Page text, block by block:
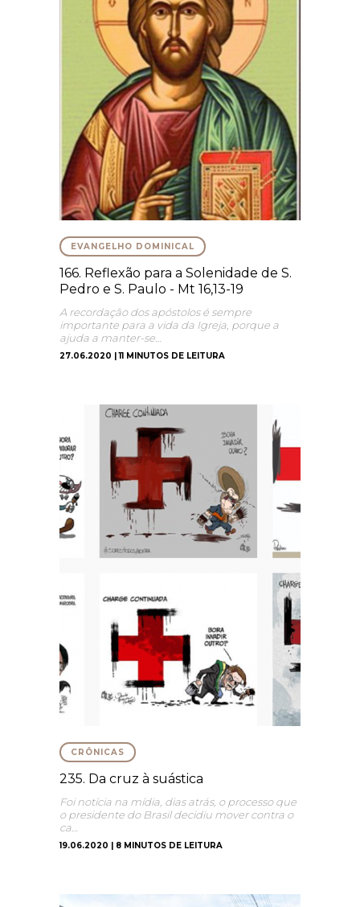
EVANGELHO DOMINICAL
166. Reflexão para a Solenidade de S.
Pedro e S. Paulo - Mt 16,13-19
A recordação dos apóstolos é sempre
importante para a vida da Igreja, porque a
ajuda a manter-se…
27.06.2020 | 11 MINUTOS DE LEITURA
CRÔNICAS
235. Da cruz à suástica
Foi notícia na mídia, dias atrás, o processo que
o presidente do Brasil decidiu mover contra o
ca…
19.06.2020 | 8 MINUTOS DE LEITURA